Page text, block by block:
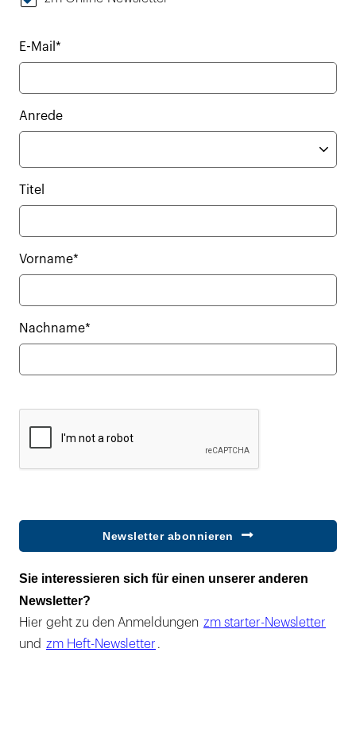
E-Mail*
Anrede
Titel
Vorname*
Nachname*
Newsletter abonnieren
Sie interessieren sich für einen unserer anderen
Newsletter?
Hier geht zu den Anmeldungen zm starter-Newsletter
und zm Heft-Newsletter .